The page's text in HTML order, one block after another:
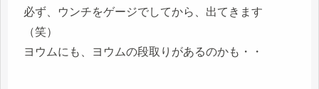
必ず、ウンチをゲージでしてから、出てきます
（笑）
ヨウムにも、ヨウムの段取りがあるのかも・・